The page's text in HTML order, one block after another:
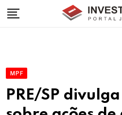
MPF
PRE/SP